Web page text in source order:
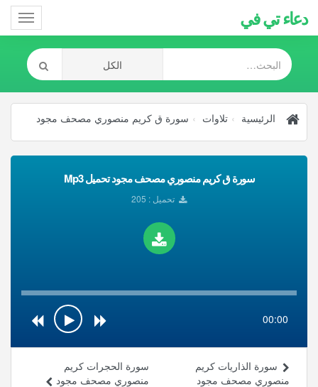
دعاء تي في
الرئيسية تلاوات سورة ق كريم منصوري مصحف مجود
سورة ق كريم منصوري مصحف مجود تحميل Mp3
تحميل : 205
00:00
سورة الحجرات كريم
منصوري مصحف مجود
سورة الذاريات كريم
منصوري مصحف مجود